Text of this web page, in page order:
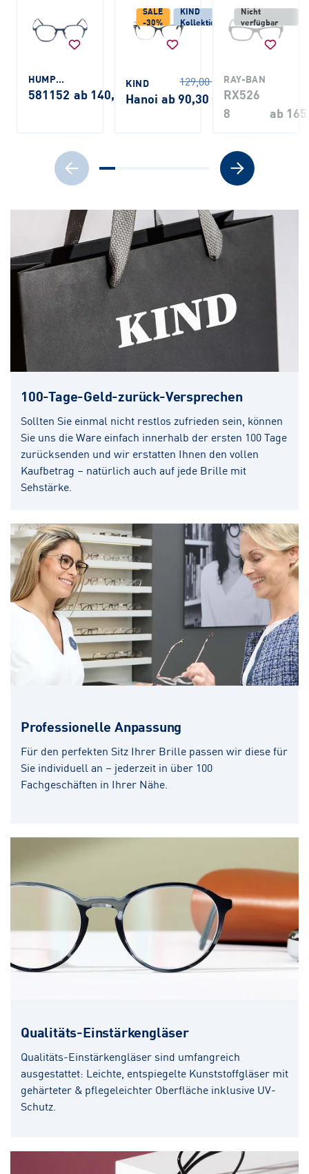
HUMPHREY'S
581152 ab 140,00 €
SALE
-30%
KIND
Kollektion
KIND
Hanoi
129,00 €
ab 90,30 €
Nicht
verfügbar
RAY-BAN
RX526
8
ab
100-Tage-Geld-zurück-Versprechen
Sollten Sie einmal nicht restlos zufrieden sein, können
Sie uns die Ware einfach innerhalb der ersten 100 Tage
zurücksenden und wir erstatten Ihnen den vollen
Kaufbetrag – natürlich auch auf jede Brille mit
Sehstärke.
Professionelle Anpassung
Für den perfekten Sitz Ihrer Brille passen wir diese für
Sie individuell an – jederzeit in über 100
Fachgeschäften in Ihrer Nähe.
Qualitäts-Einstärkengläser
Qualitäts-Einstärkengläser sind umfangreich
ausgestattet: Leichte, entspiegelte Kunststoffgläser mit
gehärteter & pflegeleichter Oberfläche inklusive UV-
Schutz.